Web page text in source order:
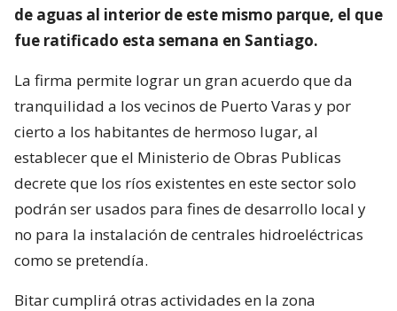
de aguas al interior de este mismo parque, el que
fue ratificado esta semana en Santiago.
La firma permite lograr un gran acuerdo que da
tranquilidad a los vecinos de Puerto Varas y por
cierto a los habitantes de hermoso lugar, al
establecer que el Ministerio de Obras Publicas
decrete que los ríos existentes en este sector solo
podrán ser usados para fines de desarrollo local y
no para la instalación de centrales hidroeléctricas
como se pretendía.
Bitar cumplirá otras actividades en la zona